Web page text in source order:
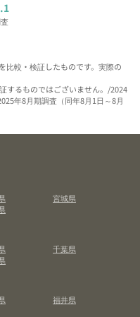
比較・検証したものです。実際の
するものではございません。/2024
年8月期調査（同年8月1日～8月
宮城県
千葉県
福井県